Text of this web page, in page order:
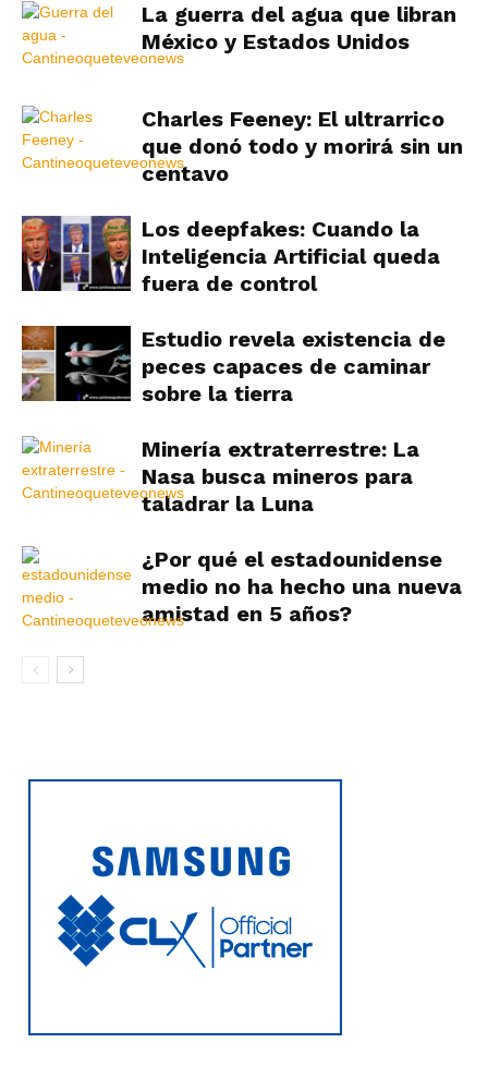
La guerra del agua que libran
México y Estados Unidos
Charles Feeney: El ultrarrico
que donó todo y morirá sin un
centavo
Los deepfakes: Cuando la
Inteligencia Artificial queda
fuera de control
Estudio revela existencia de
peces capaces de caminar
sobre la tierra
Minería extraterrestre: La
Nasa busca mineros para
taladrar la Luna
¿Por qué el estadounidense
medio no ha hecho una nueva
amistad en 5 años?